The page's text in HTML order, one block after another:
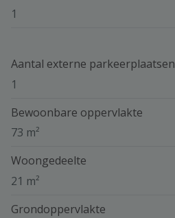
1
Aantal externe parkeerplaatsen
1
Bewoonbare oppervlakte
73 m²
Woongedeelte
21 m²
Grondoppervlakte